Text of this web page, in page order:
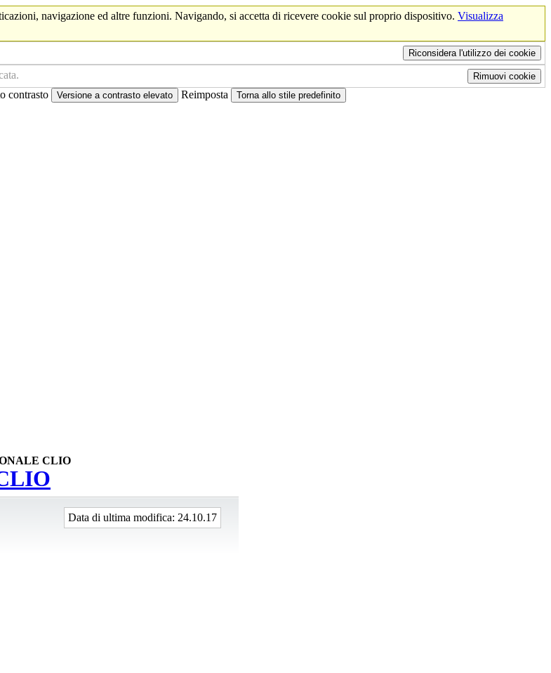
navigazione ed altre funzioni. Navigando, si accetta di ricevere cookie sul proprio dispositivo. Visualizza
Riconsidera l'utilizzo dei cookie
Rimuovi cookie
contrasto Versione a contrasto elevato Reimposta Torna allo stile predefinito
CLIO
Data di ultima modifica: 24.10.17